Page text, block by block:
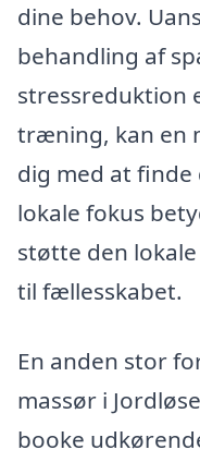
dine behov.
behandling af
stressreduktion
træning, kan en
dig med at
lokale fokus
støtte den
til fællesskabet.
En anden stor
massør i
booke